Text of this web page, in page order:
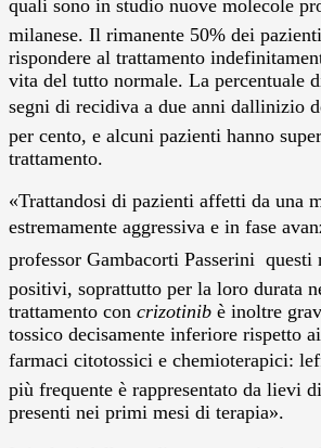
quali sono in studio nuove molecole
milanese. Il rimanente 50% dei
rispondere al trattamento
vita del tutto normale. La percentuale
segni di recidiva a due anni dallinizio
per cento, e alcuni pazienti hanno
trattamento.
«Trattandosi di pazienti affetti da una
estremamente aggressiva e in fase
professor Gambacorti Passerini 
positivi, soprattutto per la loro durata
trattamento con crizotinib è inoltre
tossico decisamente inferiore rispetto
farmaci citotossici e chemioterapici:
più frequente è rappresentato da lievi
presenti nei primi mesi di terapia».